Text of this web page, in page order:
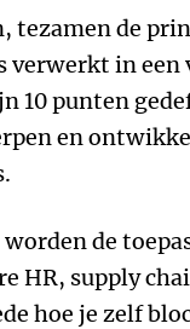
tezamen de
verwerkt in een
10 punten
en
de
HR, supply
hoe je zelf